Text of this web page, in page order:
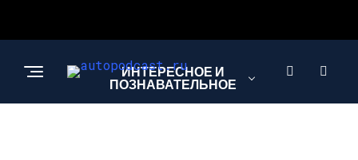
ИНТЕРЕСНОЕ И
ПОЗНАВАТЕЛЬНОЕ